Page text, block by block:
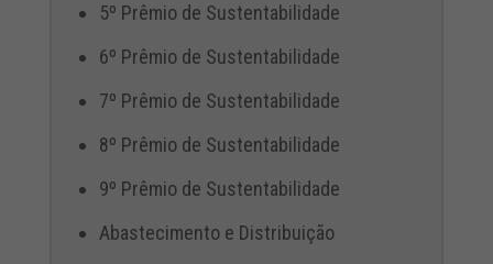
5º Prêmio de Sustentabilidade
6º Prêmio de Sustentabilidade
7º Prêmio de Sustentabilidade
8º Prêmio de Sustentabilidade
9º Prêmio de Sustentabilidade
Abastecimento e Distribuição